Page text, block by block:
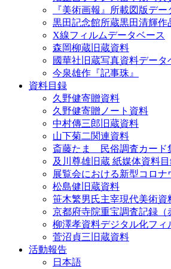
『美術画報』所載図版デー
黒田記念館所蔵黒田清輝作
X線フィルムデータベース
森岡柳蔵旧蔵資料
國華社旧蔵写真資料データ
今泉雄作『記事珠』
資料目録
久野健寄贈資料
久野健寄贈ノート資料
中村傳三郎旧蔵資料
山下菊二関連資料
斎藤たま 民俗調査カード
及川尊雄旧蔵 紙媒体資料
展覧会における新型コロ
松島健旧蔵資料
笹木繁男氏主宰現代美術資
京都府寺院重宝調査記録（
柳澤孝資料デジタル化フィ
菅沼貞三旧蔵資料
活動報告
日本語